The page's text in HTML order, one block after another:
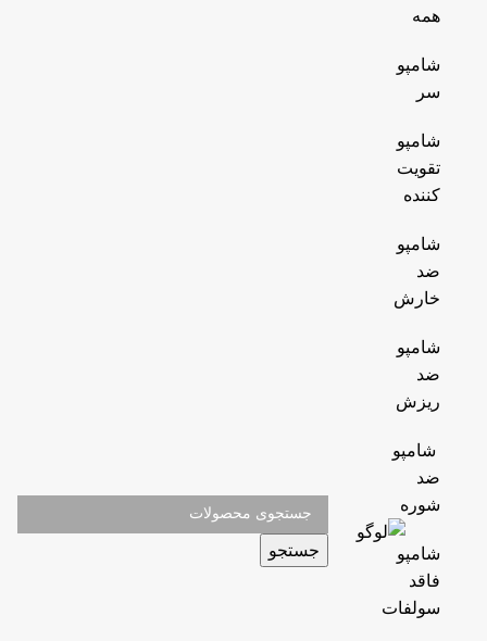
همه
شامپو
سر
شامپو
تقویت
کننده
شامپو
ضد
خارش
شامپو
ضد
ریزش
شامپو
ضد
شوره
شامپو
فاقد
سولفات
جستجو